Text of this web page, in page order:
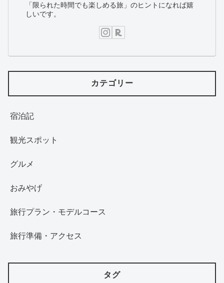
「限られた時間でも楽しめる旅」のヒントになれば嬉
しいです。
カテゴリー
宿泊記
観光スポット
グルメ
おみやげ
旅行プラン・モデルコース
旅行準備・アクセス
タグ